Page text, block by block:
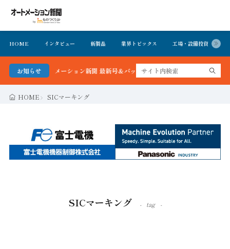
HOME インタビュー 新製品 業界トピックス 工場・設備投資
お知らせ
！オートメーション新聞 最新号＆バックナンバーを無料で公開中 詳細はこちら
HOME SICマーキング
SICマーキング tag